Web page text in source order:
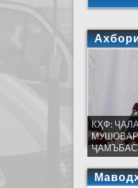
КҲФ: